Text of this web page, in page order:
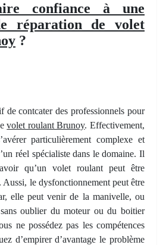
confiance à une
réparation de volet
?
de contcater des professionnels pour
volet roulant Brunoy. Effectivement,
particulièrement complexe et
réel spécialiste dans le domaine. Il
qu’un volet roulant peut être
Aussi, le dysfonctionnement peut être
elle peut venir de la manivelle, ou
oublier du moteur ou du boitier
ne possédez pas les compétences
d’empirer d’avantage le problème